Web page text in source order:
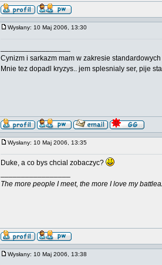
Wysłany: 10 Maj 2006, 13:30
Cynizm i sarkazm mam w zakresie
Mnie tez dopadl kryzys.. jem splesnialy ser, pije
Wysłany: 10 Maj 2006, 13:35
Duke, a co bys chcial zobaczyc?
The more people I meet, the more I love my
Wysłany: 10 Maj 2006, 13:38